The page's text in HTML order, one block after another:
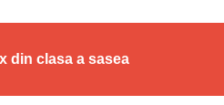
din clasa a sasea